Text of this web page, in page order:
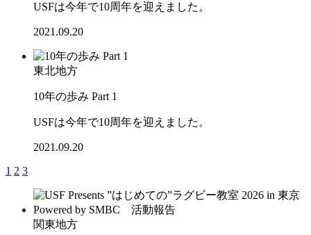
USFは今年で10周年を迎えました。
2021.09.20
東北地方
10年の歩み Part 1
USFは今年で10周年を迎えました。
2021.09.20
1 2 3
関東地方